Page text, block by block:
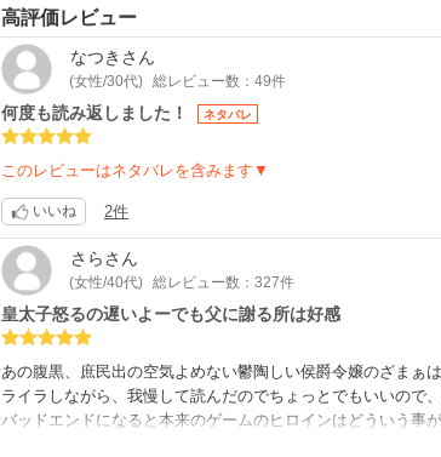
高評価レビュー
なつき さん
(女性/30代) 総レビュー数：49件
何度も読み返しました！ ネタバレ
このレビューはネタバレを含みます▼
いいね 2件
さら さん
(女性/40代) 総レビュー数：327件
皇太子怒るの遅いよーでも父に謝る所は好感
あの腹黒、庶民出の空気よめない鬱陶しい侯爵令嬢のざまぁ
ライラしながら、我慢して読んだのでちょっとでもいいので
バッドエンドになると本来のゲームのヒロインはどういう事
主人公の父親はいらんことしぃで最後まで娘の恋路を邪魔